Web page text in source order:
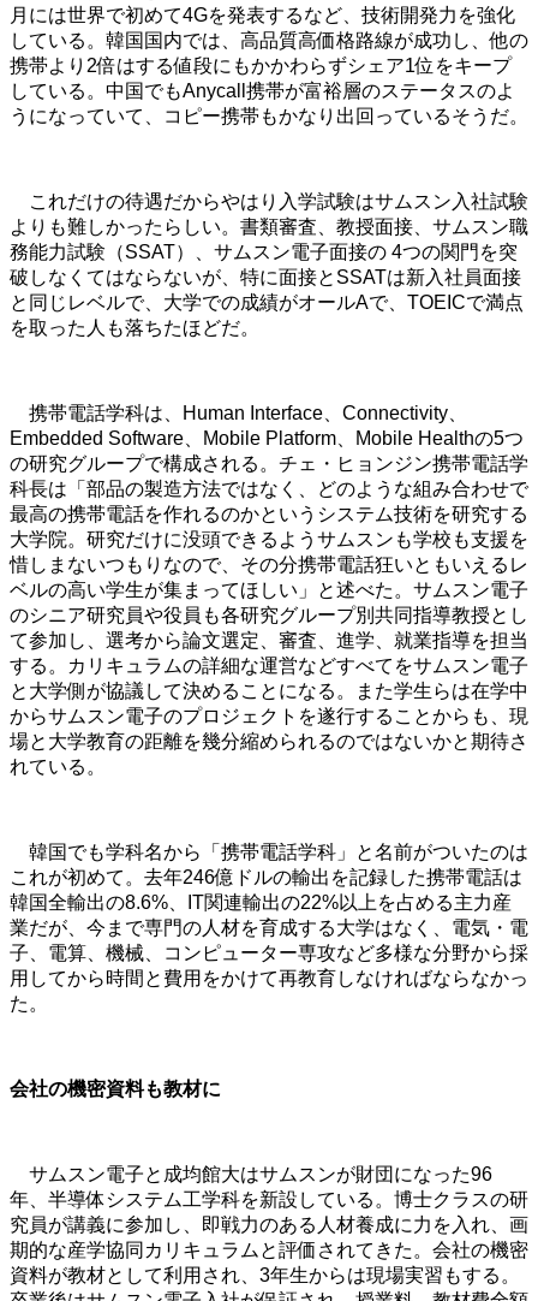
月には世界で初めて4Gを発表するなど、技術開発力を強化
している。韓国国内では、高品質高価格路線が成功し、他の
携帯より2倍はする値段にもかかわらずシェア1位をキープ
している。中国でもAnycall携帯が富裕層のステータスのよ
うになっていて、コピー携帯もかなり出回っているそうだ。
これだけの待遇だからやはり入学試験はサムスン入社試験
よりも難しかったらしい。書類審査、教授面接、サムスン職
務能力試験（SSAT）、サムスン電子面接の 4つの関門を突
破しなくてはならないが、特に面接とSSATは新入社員面接
と同じレベルで、大学での成績がオールAで、TOEICで満点
を取った人も落ちたほどだ。
携帯電話学科は、Human Interface、Connectivity、
Embedded Software、Mobile Platform、Mobile Healthの5つ
の研究グループで構成される。チェ・ヒョンジン携帯電話学
科長は「部品の製造方法ではなく、どのような組み合わせで
最高の携帯電話を作れるのかというシステム技術を研究する
大学院。研究だけに没頭できるようサムスンも学校も支援を
惜しまないつもりなので、その分携帯電話狂いともいえるレ
ベルの高い学生が集まってほしい」と述べた。サムスン電子
のシニア研究員や役員も各研究グループ別共同指導教授とし
て参加し、選考から論文選定、審査、進学、就業指導を担当
する。カリキュラムの詳細な運営などすべてをサムスン電子
と大学側が協議して決めることになる。また学生らは在学中
からサムスン電子のプロジェクトを遂行することからも、現
場と大学教育の距離を幾分縮められるのではないかと期待さ
れている。
韓国でも学科名から「携帯電話学科」と名前がついたのは
これが初めて。去年246億ドルの輸出を記録した携帯電話は
韓国全輸出の8.6%、IT関連輸出の22%以上を占める主力産
業だが、今まで専門の人材を育成する大学はなく、電気・電
子、電算、機械、コンピューター専攻など多様な分野から採
用してから時間と費用をかけて再教育しなければならなかっ
た。
会社の機密資料も教材に
サムスン電子と成均館大はサムスンが財団になった96
年、半導体システム工学科を新設している。博士クラスの研
究員が講義に参加し、即戦力のある人材養成に力を入れ、画
期的な産学協同カリキュラムと評価されてきた。会社の機密
資料が教材として利用され、3年生からは現場実習もする。